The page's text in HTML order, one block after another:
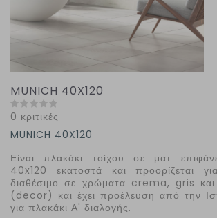
MUNICH 40X120
0 κριτικές
MUNICH 40X120
Είναι πλακάκι τοίχου σε ματ
40x120 εκατοστά και προορίζεται
διαθέσιμο σε χρώματα crema, gris και
(decor) και έχει προέλευση από την
για πλακάκι Α' διαλογής.